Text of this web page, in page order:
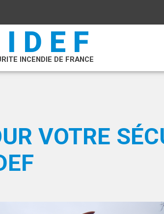
INCENDIE DE FRANCE
VOTRE